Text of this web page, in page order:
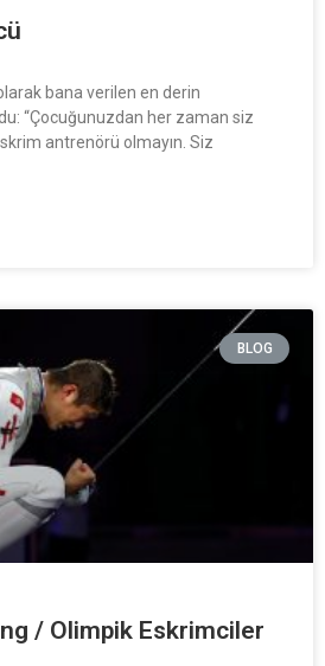
bana verilen en derin
“Çocuğunuzdan her zaman siz
antrenörü olmayın. Siz
BLOG
/ Olimpik Eskrimciler